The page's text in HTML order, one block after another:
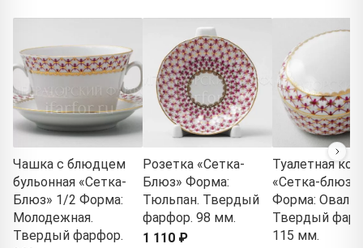
Чашка с блюдцем
бульонная «Сетка-
Блюз» 1/2 Форма:
Молодежная.
Твердый фарфор.
Розетка «Сетка-
Блюз» Форма:
Тюльпан. Твердый
фарфор. 98 мм.
1 110 ₽
Туалетная
«Сетка-блюз
Форма:
Твердый
115 мм.